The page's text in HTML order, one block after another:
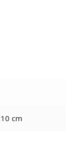
cm